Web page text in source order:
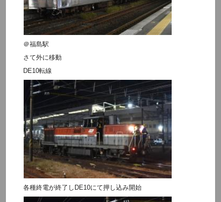
＠福島駅
さて外に移動
DE10転線
各種終電が終了しDE10にて押し込み開始